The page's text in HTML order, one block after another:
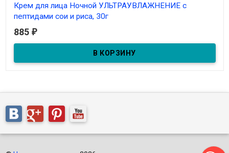
Крем для лица Ночной УЛЬТРАУВЛАЖНЕНИЕ с
пептидами сои и риса, 30г
В наличии
885 ₽